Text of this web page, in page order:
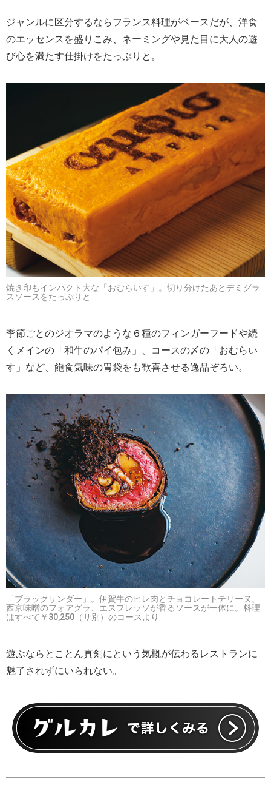
ジャンルに区分するならフランス料理がベースだが、洋食
のエッセンスを盛りこみ、ネーミングや見た目に大人の遊
び心を満たす仕掛けをたっぷりと。
焼き印もインパクト大な「おむらいす」。切り分けたあとデミグラ
スソースをたっぷりと
季節ごとのジオラマのような６種のフィンガーフードや続
くメインの「和牛のパイ包み」、コースの〆の「おむらい
す」など、飽食気味の胃袋をも歓喜させる逸品ぞろい。
「ブラックサンダー」。伊賀牛のヒレ肉とチョコレートテリーヌ、
西京味噌のフォアグラ、エスプレッソが香るソースが一体に。料理
はすべて￥30,250（サ別）のコースより
遊ぶならとことん真剣にという気概が伝わるレストランに
魅了されずにいられない。